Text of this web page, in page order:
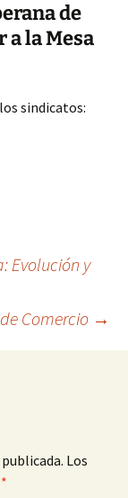
de
a la Mesa
sindicatos:
Evolución y
Comercio →
Los
*